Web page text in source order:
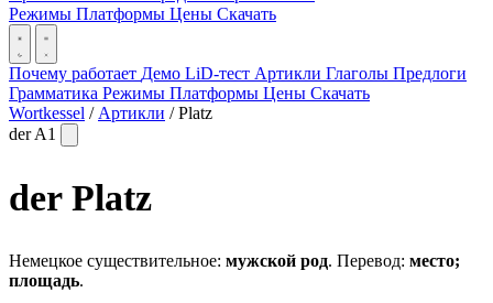
Режимы Платформы Цены Скачать
Почему работает Демо LiD-тест Артикли Глаголы Предлоги
Грамматика Режимы Платформы Цены Скачать
Wortkessel / Артикли / Platz
derA1
derPlatz
Немецкое существительное: мужской род. Перевод: место;
площадь.